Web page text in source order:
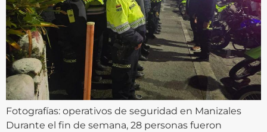
Fotografías: operativos de seguridad en Manizales
Durante el fin de semana, 28 personas fueron